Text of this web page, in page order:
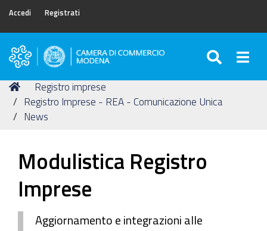
Accedi Registrati
Camera
Commercio
di
Modena
Tu
sei
qui:
Home
Registro imprese
Registro Imprese - REA - Comunicazione Unica
News
Modulistica Registro
Imprese
Aggiornamento e integrazioni alle